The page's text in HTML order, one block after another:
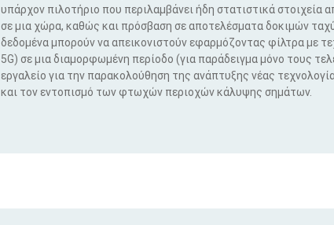
υπάρχον πιλοτήριο που περιλαμβάνει ήδη στατιστικά
σε μια χώρα, καθώς και πρόσβαση σε αποτελέσματα δοκιμών
δεδομένα μπορούν να απεικονιστούν εφαρμόζοντας φίλτρα με
5G) σε μια διαμορφωμένη περίοδο (για παράδειγμα μόνο τους
εργαλείο για την παρακολούθηση της ανάπτυξης νέας
και τον εντοπισμό των φτωχών περιοχών κάλυψης σημάτων.